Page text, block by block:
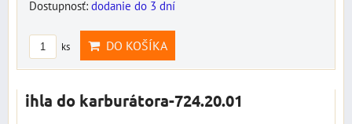
Dostupnosť: dodanie do 3 dní
ks DO KOŠÍKA
ihla do karburátora-724.20.01